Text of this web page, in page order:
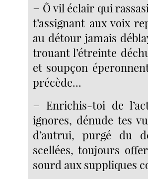
¬ Ô vil éclair qui
t’assignant aux voix
au détour jamais
trouant l’étreinte
et soupçon
précède...
¬ Enrichis-toi de
ignores, dénude tes
d’autrui, purgé du
scellées, toujours
sourd aux suppliques